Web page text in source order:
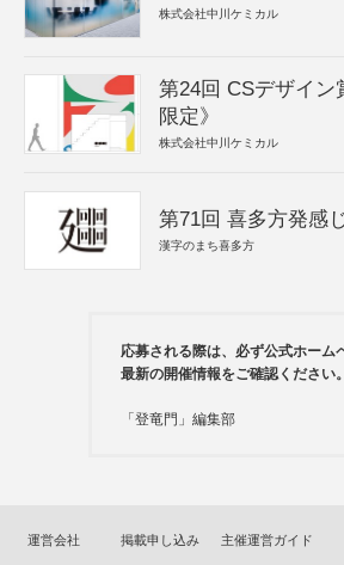
株式会社中川ケミカル
第24回 CSデザイン
限定》
株式会社中川ケミカル
第71回 喜多方発感
漢字のまち喜多方
応募される際は、必ず公式ホーム
最新の開催情報をご確認ください。
「登竜門」編集部
運営会社 掲載申し込み 主催運営ガイド